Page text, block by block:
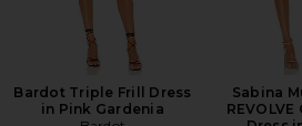
Bardot Triple Frill Dress
in Pink Gardenia
Sabina